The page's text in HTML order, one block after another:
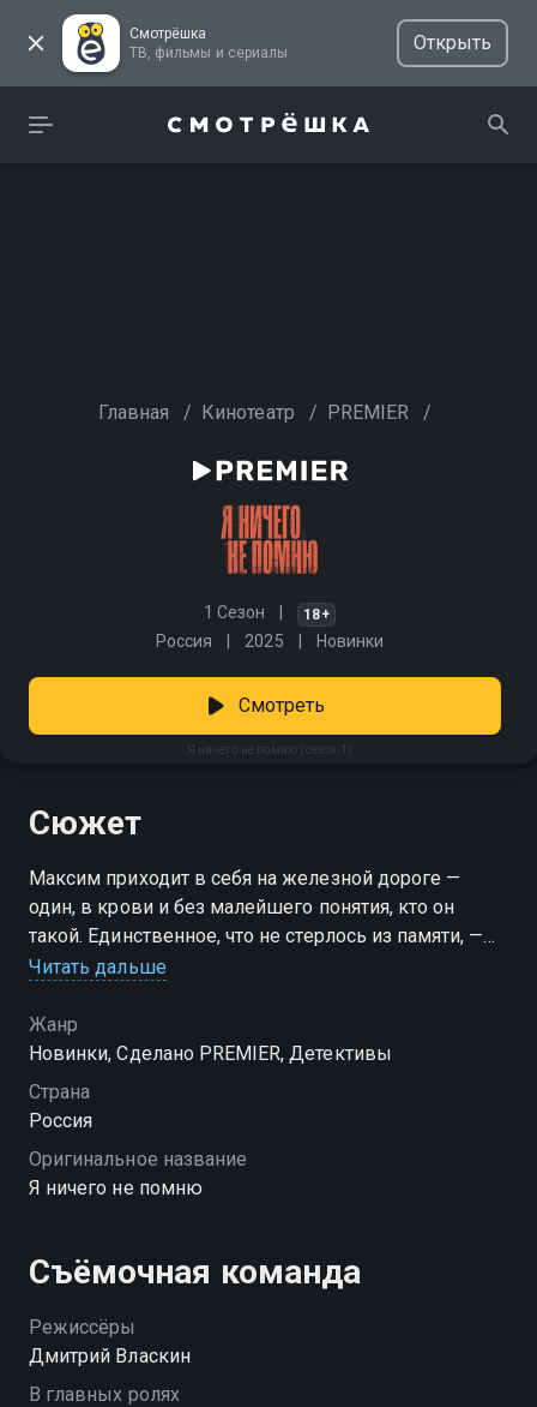
Смотрёшка
ТВ, фильмы и сериалы
Открыть
Главная / Кинотеатр / PREMIER /
1 Сезон 18+
Россия 2025 Новинки
Я ничего не помню (сезон 1)
Смотреть
Сюжет
Максим приходит в себя на железной дороге —
один, в крови и без малейшего понятия, кто он
такой. Единственное, что не стерлось из памяти, —
Настя. Её лицо, её голос, её любовь. Он уверен, что
прежнюю жизнь, выясняется — Настя исчезла, и
никто не знает, где она. Пытаясь собрать воедино
обрывки памяти, Максим начинает собственное
расследование. Следы уводят всё дальше от
подозрений и странных совпадений. По мере того
как всплывают фрагменты прошлого, герой
кого нужно бежать? В основу сеиала легли
«Я ничего не помню» — смотрите онлайн в хорошем
качестве.
Читать дальше
Жанр
Новинки, Сделано PREMIER, Детективы
Страна
Россия
Оригинальное название
Я ничего не помню
Съёмочная команда
Режиссёры
Дмитрий Власкин
В главных ролях